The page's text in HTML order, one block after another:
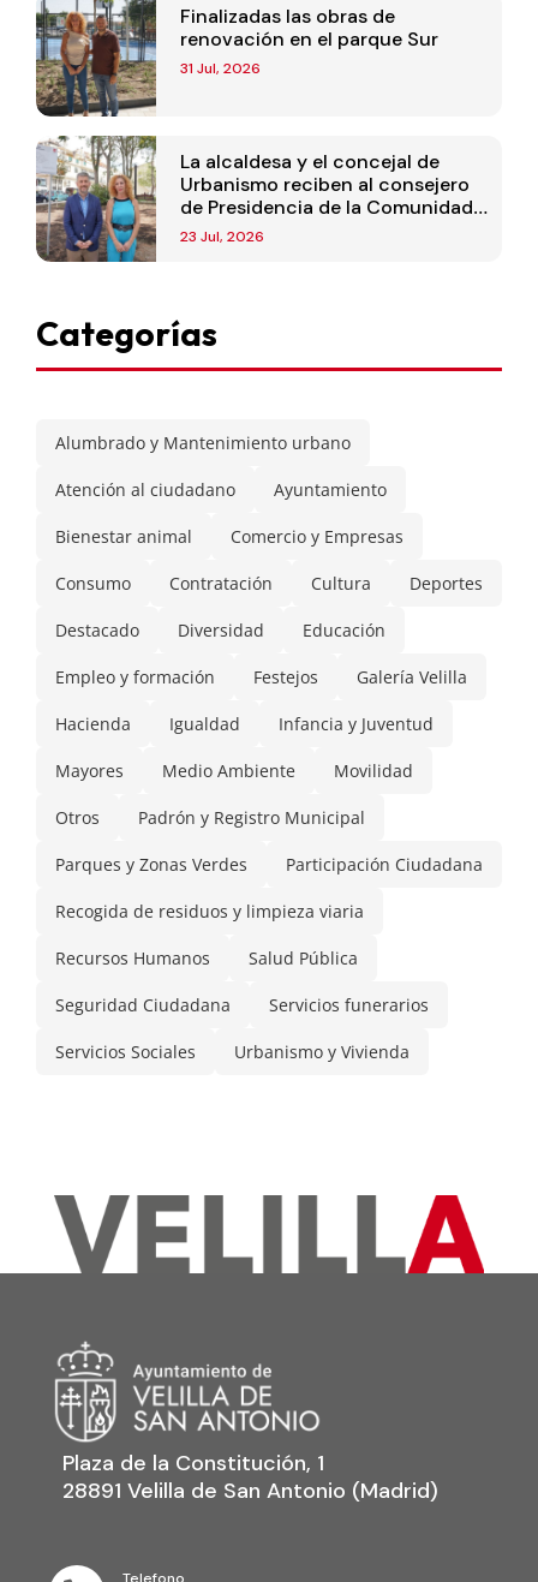
Finalizadas las obras de
renovación en el parque Sur
31 Jul, 2026
La alcaldesa y el concejal de
Urbanismo reciben al consejero
de Presidencia de la Comunidad
de Madrid
23 Jul, 2026
Categorías
Alumbrado y Mantenimiento urbano
Atención al ciudadano Ayuntamiento
Bienestar animal Comercio y Empresas
Consumo Contratación Cultura Deportes
Destacado Diversidad Educación
Empleo y formación Festejos Galería Velilla
Hacienda Igualdad Infancia y Juventud
Mayores Medio Ambiente Movilidad
Otros Padrón y Registro Municipal
Parques y Zonas Verdes Participación Ciudadana
Recogida de residuos y limpieza viaria
Recursos Humanos Salud Pública
Seguridad Ciudadana Servicios funerarios
Servicios Sociales Urbanismo y Vivienda
Plaza de la Constitución, 1
28891 Velilla de San Antonio (Madrid)